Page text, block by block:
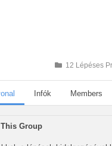
12 Lépéses
Infók Members
Group